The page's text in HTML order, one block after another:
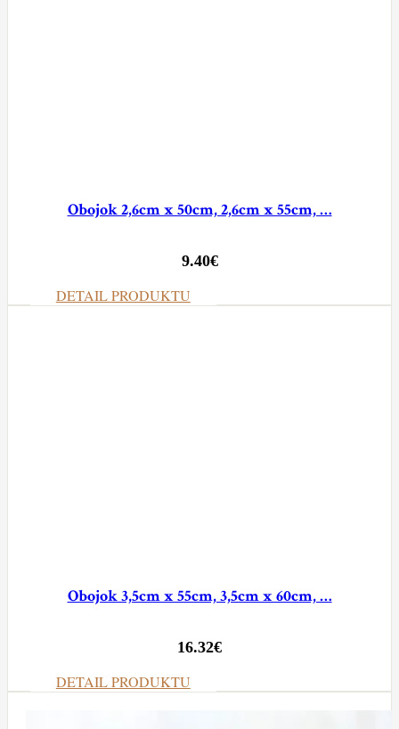
Obojok 2,6cm x 50cm, 2,6cm x 55cm, …
9.40€
DETAIL PRODUKTU
Obojok 3,5cm x 55cm, 3,5cm x 60cm, …
16.32€
DETAIL PRODUKTU